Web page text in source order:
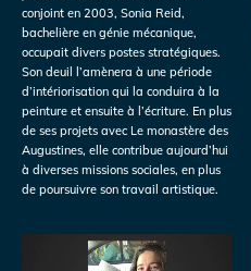
conjoint en 2003, Sonia Reid,
bachelière en génie mécanique,
occupait divers postes stratégiques.
Son deuil l’amènera à une période
d’intériorisation qui la conduira à la
peinture et ensuite à l’écriture. En plus
de ses projets avec Le monastère des
Augustines, elle contribue aujourd’hui
à diverses missions sociales, en plus
de poursuivre son travail artistique.